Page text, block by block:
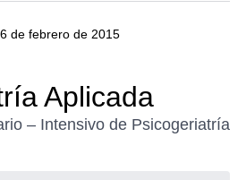
de febrero de 2015
Aplicada
– Intensivo de Psicogeriatría